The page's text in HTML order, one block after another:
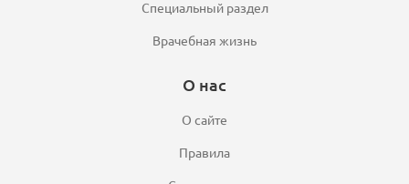
Специальный раздел
Врачебная жизнь
О нас
О сайте
Правила